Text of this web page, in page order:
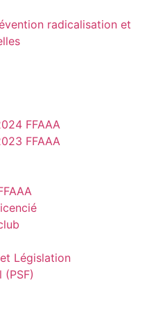
radicalisation et
FFAAA
FFAAA
Législation